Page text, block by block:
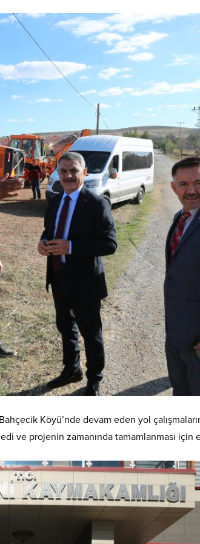
Köyü’nde devam eden yol
ve projenin zamanında tamamlanması için